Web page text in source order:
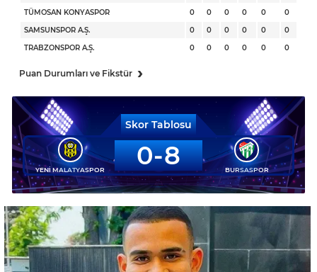
TÜMOSAN KONYASPOR
0 0 0 0 0
0
SAMSUNSPOR A.Ş.
0 0 0 0 0
0
TRABZONSPOR A.Ş.
0 0 0 0 0 0
Puan Durumları ve Fikstür ›
Skor Tablosu
YENİ MALATYASPOR 0 8 BURSASPOR